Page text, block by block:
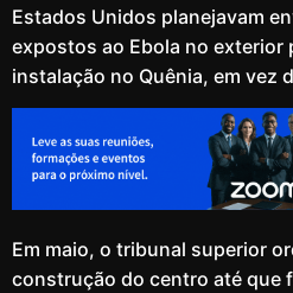
Estados Unidos planejavam
expostos ao Ebola no exterior
instalação no Quênia, em vez
Em maio, o tribunal superior
construção do centro até que